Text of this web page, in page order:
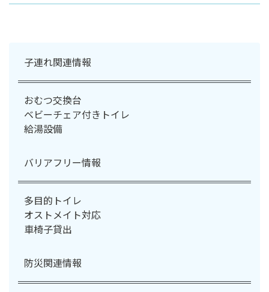
子連れ関連情報
おむつ交換台
ベビーチェア付きトイレ
給湯設備
バリアフリー情報
多目的トイレ
オストメイト対応
車椅子貸出
防災関連情報